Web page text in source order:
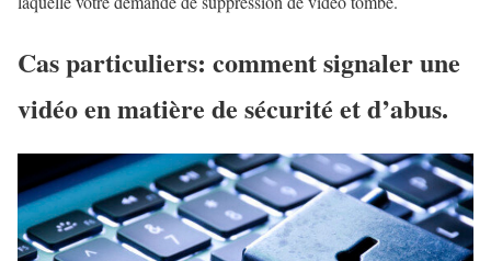
Cas particuliers: comment signaler une
vidéo en matière de sécurité et d’abus.